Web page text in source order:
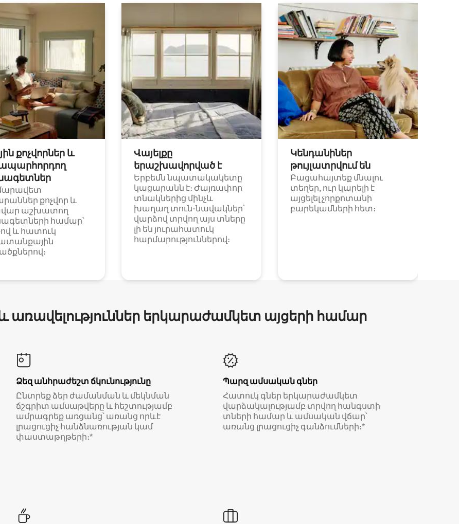
քոչվորներ և
քոչվոր և
աշխատող
համար՝
ով և հատուկ
Վայելքը
երաշխավորված է
Երբեմն նպատակակետը
կացարանն է։ Ժայռափոր
տնակներից մինչև
խաղաղ տուն-նավակներ՝
վարձով տրվող այս տները
լի են յուրահատուկ
հարմարություններով։
Կենդանիներ
թույլատրվում են
Բացահայտեք մնալու
տեղեր, ուր կարելի է
այցելել չորքոտանի
բարեկամների հետ։
առավելություններ երկարաժամկետ այցերի համար
Ձեզ անհրաժեշտ ճկունությունը
Ընտրեք ձեր ժամանման և մեկնման
ճշգրիտ ամսաթվերը և հեշտությամբ
ամրագրեք առցանց՝ առանց որևէ
լրացուցիչ հանձնառության կամ
փաստաթղթերի։*
Պարզ ամսական գներ
Հատուկ գներ երկարաժամկետ
վարձակալությամբ տրվող հանգստի
տների համար և ամսական վճար՝
առանց լրացուցիչ գանձումների։*